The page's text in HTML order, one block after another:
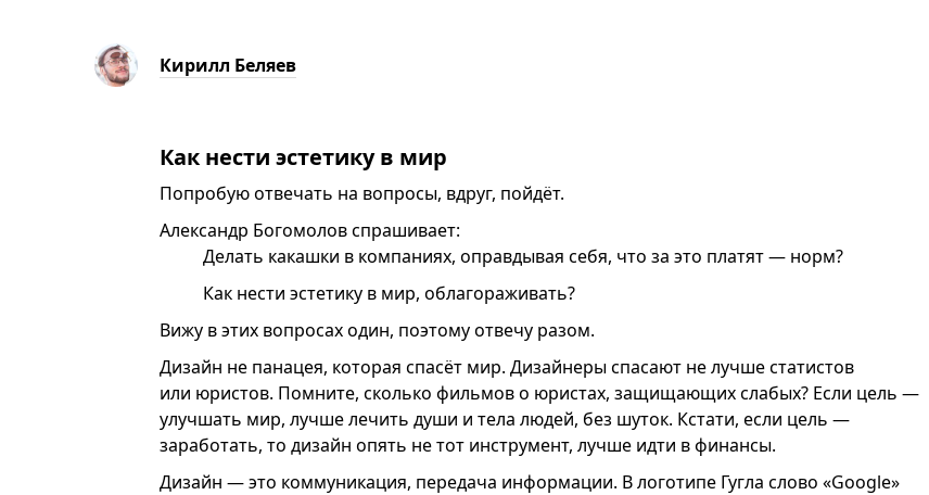
Кирилл Беляев
Как нести эстетику в мир
Попробую отвечать на вопросы, вдруг, пойдёт.
Александр Богомолов спрашивает:
Делать какашки в компаниях, оправдывая себя, что за это платят — норм?
Как нести эстетику в мир, облагораживать?
Вижу в этих вопросах один, поэтому отвечу разом.
Дизайн не панацея, которая спасёт мир. Дизайнеры спасают не лучше статистов
или юристов. Помните, сколько фильмов о юристах, защищающих слабых? Если цель —
улучшать мир, лучше лечить души и тела людей, без шуток. Кстати, если цель —
заработать, то дизайн опять не тот инструмент, лучше идти в финансы.
Дизайн — это коммуникация, передача информации. В логотипе Гугла слово «Google»